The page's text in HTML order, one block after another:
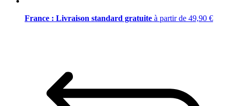
France : Livraison standard gratuite à partir de 49,90 €